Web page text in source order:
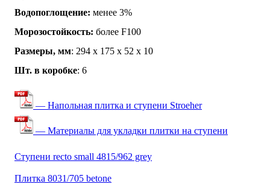
Водопоглощение: менее 3%
Морозостойкость: более F100
Размеры, мм: 294 x 175 x 52 x 10
Шт. в коробке: 6
— Напольная плитка и ступени Stroeher
— Материалы для укладки плитки на ступени
Ступени recto small 4815/962 grey
Плитка 8031/705 betone